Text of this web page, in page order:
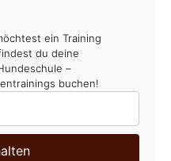
ein Training
du deine
–
buchen!